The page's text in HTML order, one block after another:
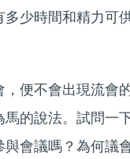
少時間和精力可
便不會出現流會
的說法。試問一
會議嗎？為何議